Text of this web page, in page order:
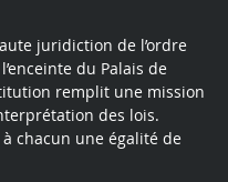
juridiction de l’ordre
du Palais de
remplit une mission
des lois.
chacun une égalité de